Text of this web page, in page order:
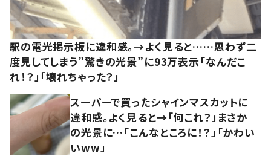
駅の電光掲示板に違和感。→よく見ると……思わず二
度見してしまう”驚きの光景”に93万表示「なんだこ
れ！？」「壊れちゃった？」
スーパーで買ったシャインマスカットに
違和感。よく見ると→「何これ？」まさか
の光景に…「こんなところに！？」「かわい
いww」